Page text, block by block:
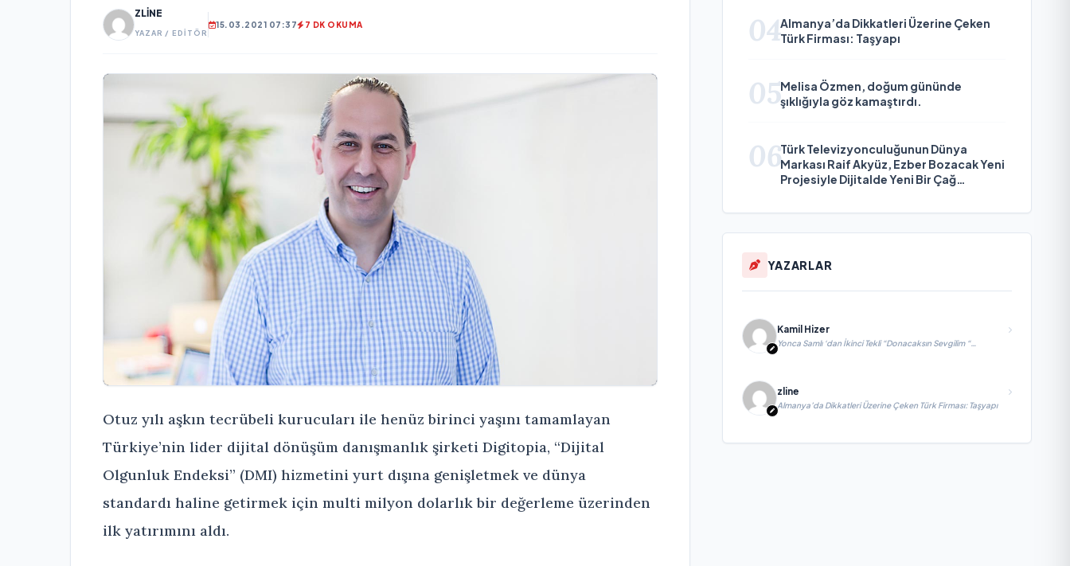
ZLINE
YAZAR / EDITÖR
15.03.2021 07:37 7 DK OKUMA
Otuz yılı aşkın tecrübeli kurucuları ile henüz birinci yaşını tamamlayan
Türkiye’nin lider dijital dönüşüm danışmanlık şirketi Digitopia, “Dijital
Olgunluk Endeksi” (DMI) hizmetini yurt dışına genişletmek ve dünya
standardı haline getirmek için multi milyon dolarlık bir değerleme üzerinden
ilk yatırımını aldı.
04Almanya’da Dikkatleri Üzerine Çeken
Türk Firması: Taşyapı
05Melisa Özmen, doğum gününde
şıklığıyla göz kamaştırdı.
06Türk Televizyonculuğunun Dünya
Markası Raif Akyüz, Ezber Bozacak Yeni
Projesiyle Dijitalde Yeni Bir Çağ
YAZARLAR
Kamil Hizer
Yonca Samlı ‘dan İkinci Tekli “Donacaksın Sevgilim “
yayımlandı
zline
Almanya’da Dikkatleri Üzerine Çeken Türk Firması: Taşyapı